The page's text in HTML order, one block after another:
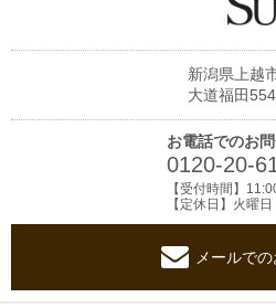
新潟県上越
大道福田
お電話でのお
0120-20-
【受付時間】
【定休日】火曜日
メールで